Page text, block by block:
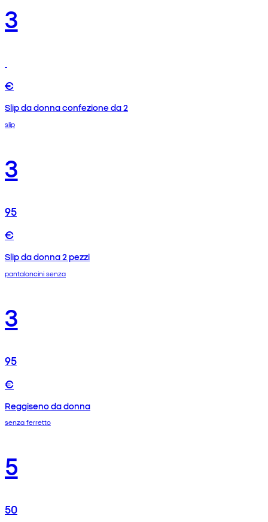
3
€
Slip da donna confezione da 2
slip
3
95
€
Slip da donna 2 pezzi
pantaloncini senza
3
95
€
Reggiseno da donna
senza ferretto
5
50